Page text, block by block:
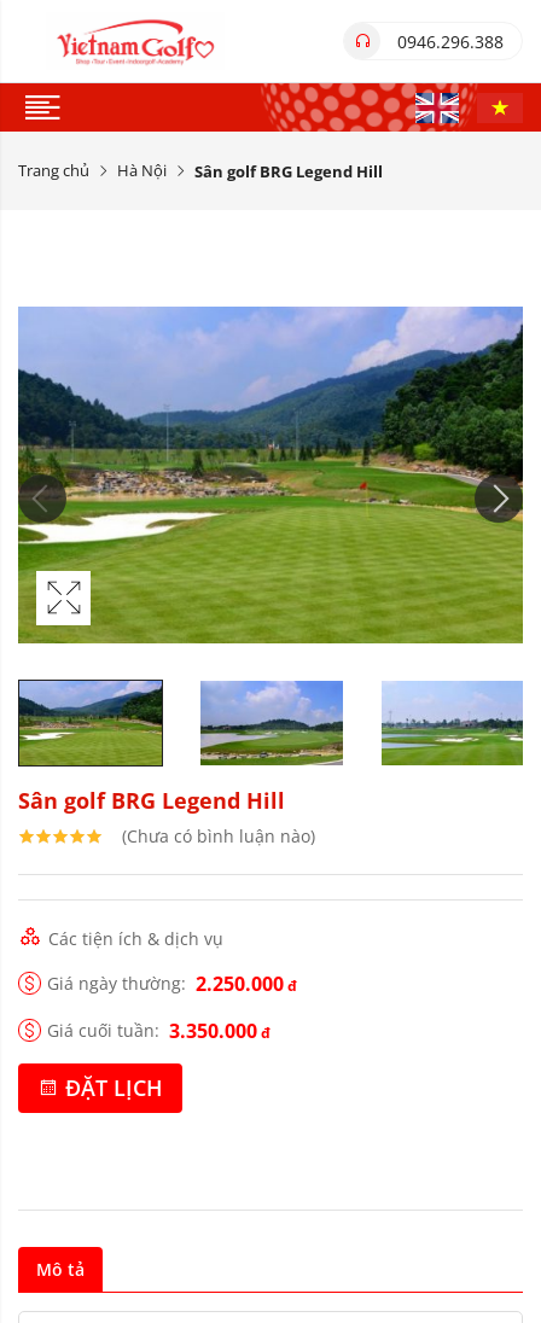
0946.296.388
Trang chủ Hà Nội Sân golf BRG Legend Hill
Sân golf BRG Legend Hill
(Chưa có bình luận nào)
Các tiện ích & dịch vụ
Giá ngày thường: 2.250.000đ
Giá cuối tuần: 3.350.000đ
ĐẶT LỊCH
Mô tả